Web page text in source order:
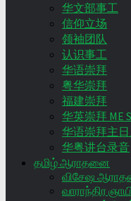
华文部事工
信仰立场
领袖团队
认识事工
华语崇拜
粤华崇拜
福建崇拜
华英崇拜 ME
华语崇拜主
华粤讲台录音
தமிழ் ஆராதனை
விசேஷ
வாராந்திர